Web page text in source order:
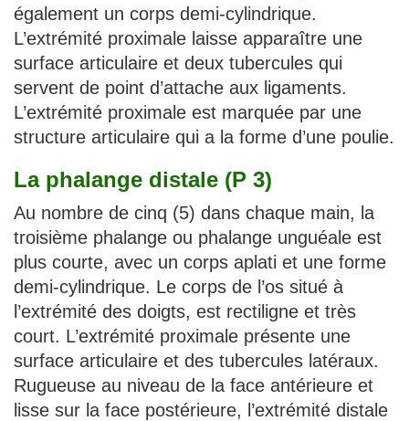
également un corps demi-cylindrique.
L’extrémité proximale laisse apparaître une
surface articulaire et deux tubercules qui
servent de point d’attache aux ligaments.
L’extrémité proximale est marquée par une
structure articulaire qui a la forme d’une poulie.
La phalange distale (P 3)
Au nombre de cinq (5) dans chaque main, la
troisième phalange ou phalange unguéale est
plus courte, avec un corps aplati et une forme
demi-cylindrique. Le corps de l’os situé à
l’extrémité des doigts, est rectiligne et très
court. L’extrémité proximale présente une
surface articulaire et des tubercules latéraux.
Rugueuse au niveau de la face antérieure et
lisse sur la face postérieure, l’extrémité distale